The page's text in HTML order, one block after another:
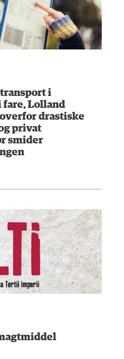
i
fare, Lolland
drastiske
privat
smider